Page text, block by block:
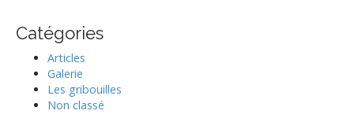
Catégories
Articles
Galerie
Les gribouilles
Non classé